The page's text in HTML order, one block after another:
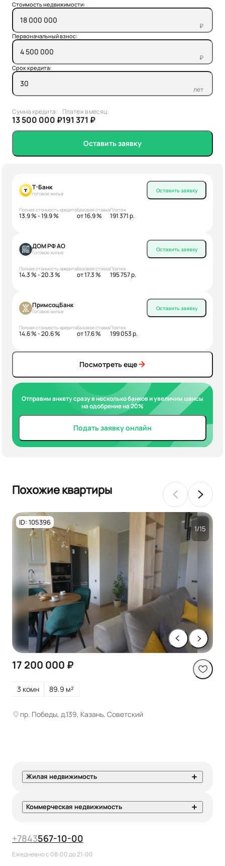
Стоимость недвижимости:
₽
Первоначальный взнос:
₽
Срок кредита:
лет
Сумма кредита:
13 500 000 ₽
Платеж в месяц:
191 371 ₽
Оставить заявку
Т-Банк
готовое жилье
Полная стоимость кредита
13.9 % - 19.9 %
Базовая ставка
от 16.9 %
Платеж
191 371 р.
Оставить заявку
ДОМ РФ АО
Готовое жилье
Полная стоимость кредита
14.3 % - 20.3 %
Базовая ставка
от 17.3 %
Платеж
195 757 р.
Оставить заявку
ПримсоцБанк
Готовое жилье
Полная стоимость кредита
14.6 % - 20.6 %
Базовая ставка
от 17.6 %
Платеж
199 053 р.
Оставить заявку
Посмотреть еще
Отправим анкету сразу в несколько банков и увеличим шансы
на одобрение на 20%
Подать заявку онлайн
Похожие квартиры
ID: 105396
1/15
17 200 000 ₽
3 комн 89.9 м²
пр. Победы, д.139, Казань, Советский
Жилая недвижимость
Коммерческая недвижимость
+7843567-10-00
Ежедневно с 08:00 до 21:00